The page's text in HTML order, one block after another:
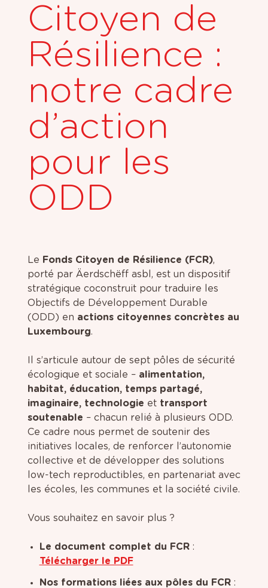
Citoyen de
Résilience :
notre cadre
d’action
pour les
ODD
Le Fonds Citoyen de Résilience (FCR),
porté par Äerdschëff asbl, est un dispositif
stratégique coconstruit pour traduire les
Objectifs de Développement Durable
(ODD) en actions citoyennes concrètes au
Luxembourg.
Il s’articule autour de sept pôles de sécurité
écologique et sociale – alimentation,
habitat, éducation, temps partagé,
imaginaire, technologie ettransport
soutenable – chacun relié à plusieurs ODD.
Ce cadre nous permet de soutenir des
initiatives locales, de renforcer l’autonomie
collective et de développer des solutions
low-tech reproductibles, en partenariat avec
les écoles, les communes et la société civile.
Vous souhaitez en savoir plus ?
Le document complet du FCR:
Télécharger le PDF
Nos formations liées aux pôles du FCR: